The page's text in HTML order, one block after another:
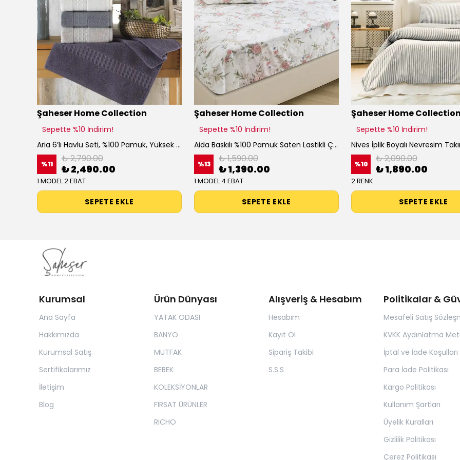
Şaheser Home Collection
Sepette %10 İndirim!
Aria 6’lı Havlu Seti, %100 Pamuk, Yüksek Emicilik, Kare Dokuma Bordürlü, Soft Havlu Koleksiyonu
%11 ₺ 2,790.00
₺ 2,490.00
1 MODEL 2 EBAT
SEPETE EKLE
Şaheser Home Collection
Sepette %10 İndirim!
Aida Baskılı %100 Pamuk Saten Lastikli Çarşaf Seti Çift Kişilik ve Tek Kişilik - Battal Boy
%13 ₺ 1,590.00
₺ 1,390.00
1 MODEL 4 EBAT
SEPETE EKLE
Şaheser Home Collection
Sepette %10 İndirim!
%10 ₺ 2,090.00
₺ 1,890.00
2 RENK
SEPETE EKLE
Kurumsal
Ana Sayfa
Hakkımızda
Kurumsal Satış
Sertifikalarımız
İletişim
Blog
Ürün Dünyası
YATAK ODASI
BANYO
MUTFAK
BEBEK
KOLEKSİYONLAR
FIRSAT ÜRÜNLER
RICHO
Alışveriş & Hesabım
Hesabım
Kayıt Ol
Sipariş Takibi
S.S.S
Politikalar &
Mesafeli Satış
KVKK Aydınlatma
İptal ve İade Koşulları
Para İade Politikası
Kargo Politikası
Kullanım Şartları
Üyelik Kuralları
Gizlilik Politikası
Çerez Politikası